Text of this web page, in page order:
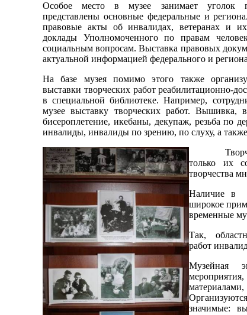
Особое место в музее занимает уголок
представлены основные федеральные и
правовые акты об инвалидах, ветеранах и
доклады Уполномоченного по правам
социальным вопросам. Выставка правовых
актуальной информацией федерального и
На базе музея помимо этого также
выставки творческих работ реабилитационно-
в специальной библиотеке. Например,
музее выставку творческих работ. Вышивка,
бисероплетение, икебаны, декупаж, резьба по
инвалиды, инвалиды по зрению, по слуху, а
только их
творчества
Наличие в
широкое
временные
Так,
работ
Музейная
значимые: